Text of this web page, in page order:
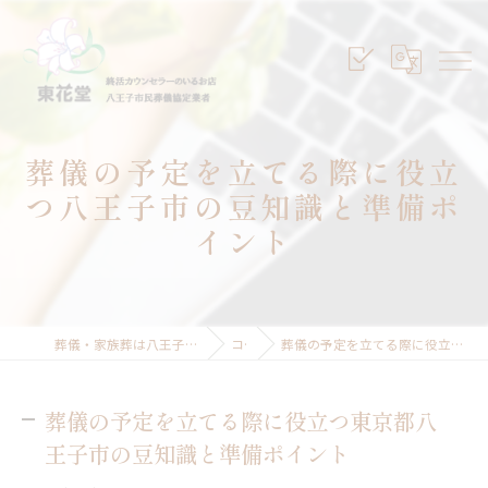
葬儀の予定を立てる際に役立
つ八王子市の豆知識と準備ポ
イント
葬儀・家族葬は八王子のセレモニープランニング東花堂 コラム 葬儀の予定を立てる際に役立つ東京都八王子市の豆知識と準備ポイント
葬儀の予定を立てる際に役立つ東京都八
王子市の豆知識と準備ポイント